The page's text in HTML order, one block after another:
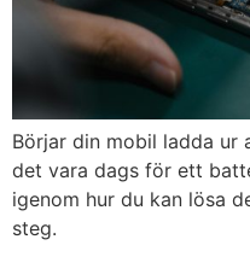
Börjar din mobil ladda ur
det vara dags för ett
igenom hur du kan lösa
steg.